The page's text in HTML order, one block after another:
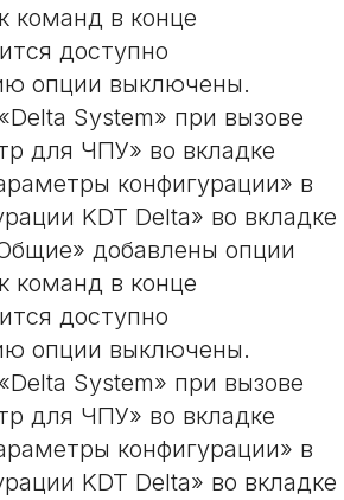
команд в конце
доступно
опции выключены.
System» при вызове
для ЧПУ» во вкладке
конфигурации» в
KDT Delta» во вкладке
добавлены опции
команд в конце
доступно
опции выключены.
System» при вызове
для ЧПУ» во вкладке
конфигурации» в
KDT Delta» во вкладке